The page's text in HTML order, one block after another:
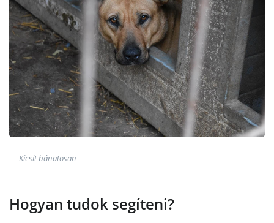
Kicsit bánatosan
Hogyan tudok segíteni?